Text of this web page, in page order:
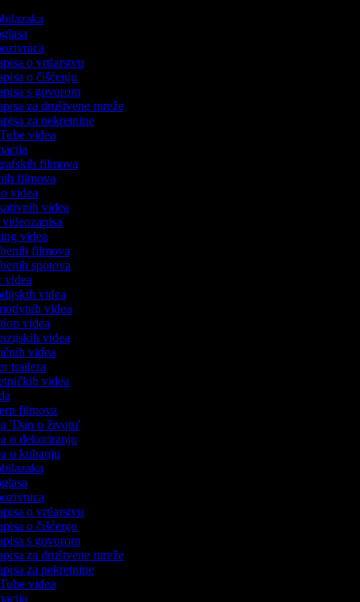
o vrtlarstvu
o čišćenju
s govorom
za društvene mreže
za nekretnine
videa
filmova
filmova
videa
videa
videa
filmova
spotova
videa
videa
videa
videa
videa
videa
trailera
videa
filmova
'Dan u životu'
o dekoriranju
o kuhanju
o vrtlarstvu
o čišćenju
s govorom
za društvene mreže
za nekretnine
videa